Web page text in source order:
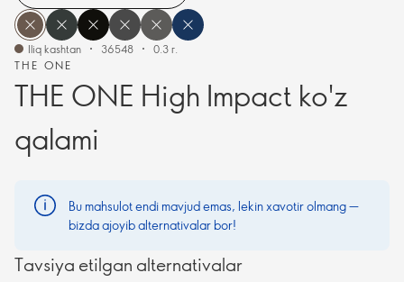
THE ONE
THE ONE High Impact ko'z
qalami
Iliq kashtan 36548 0.3 г.
Bu mahsulot endi mavjud emas, lekin xavotir olmang —
bizda ajoyib alternativalar bor!
Tavsiya etilgan alternativalar